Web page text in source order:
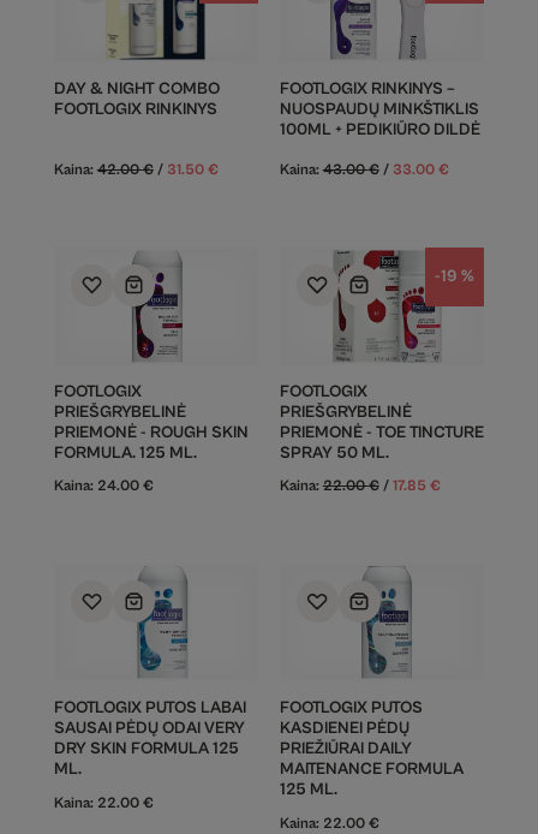
DAY & NIGHT COMBO
FOOTLOGIX RINKINYS
Kaina: 42.00€ / 31.50 €
FOOTLOGIX RINKINYS –
NUOSPAUDŲ MINKŠTIKLIS
100ML + PEDIKIŪRO DILDĖ
Kaina:43.00€ / 33.00 €
FOOTLOGIX
PRIEŠGRYBELINĖ
PRIEMONĖ - ROUGH SKIN
FORMULA. 125 ML.
Kaina: 24.00 €
-19 %
FOOTLOGIX
PRIEŠGRYBELINĖ
PRIEMONĖ - TOE TINCTURE
SPRAY 50 ML.
Kaina:22.00€ / 17.85 €
FOOTLOGIX PUTOS LABAI
SAUSAI PĖDŲ ODAI VERY
DRY SKIN FORMULA 125
ML.
Kaina: 22.00 €
FOOTLOGIX PUTOS
KASDIENEI PĖDŲ
PRIEŽIŪRAI DAILY
MAITENANCE FORMULA
125 ML.
Kaina: 22.00 €